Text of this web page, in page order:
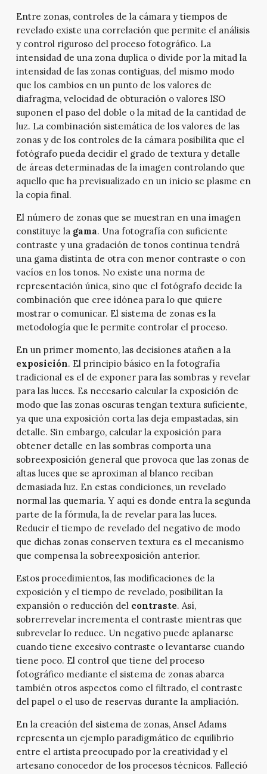
Entre zonas, controles de la cámara y tiempos de
revelado existe una correlación que permite el análisis
y control riguroso del proceso fotográfico. La
intensidad de una zona duplica o divide por la mitad la
intensidad de las zonas contiguas, del mismo modo
que los cambios en un punto de los valores de
diafragma, velocidad de obturación o valores ISO
suponen el paso del doble o la mitad de la cantidad de
luz. La combinación sistemática de los valores de las
zonas y de los controles de la cámara posibilita que el
fotógrafo pueda decidir el grado de textura y detalle
de áreas determinadas de la imagen controlando que
aquello que ha previsualizado en un inicio se plasme en
la copia final.
El número de zonas que se muestran en una imagen
constituye la gama. Una fotografía con suficiente
contraste y una gradación de tonos continua tendrá
una gama distinta de otra con menor contraste o con
vacíos en los tonos. No existe una norma de
representación única, sino que el fotógrafo decide la
combinación que cree idónea para lo que quiere
mostrar o comunicar. El sistema de zonas es la
metodología que le permite controlar el proceso.
En un primer momento, las decisiones atañen a la
exposición. El principio básico en la fotografía
tradicional es el de exponer para las sombras y revelar
para las luces. Es necesario calcular la exposición de
modo que las zonas oscuras tengan textura suficiente,
ya que una exposición corta las deja empastadas, sin
detalle. Sin embargo, calcular la exposición para
obtener detalle en las sombras comporta una
sobreexposición general que provoca que las zonas de
altas luces que se aproximan al blanco reciban
demasiada luz. En estas condiciones, un revelado
normal las quemaría. Y aquí es donde entra la segunda
parte de la fórmula, la de revelar para las luces.
Reducir el tiempo de revelado del negativo de modo
que dichas zonas conserven textura es el mecanismo
que compensa la sobreexposición anterior.
Estos procedimientos, las modificaciones de la
exposición y el tiempo de revelado, posibilitan la
expansión o reducción del contraste. Así,
sobrerrevelar incrementa el contraste mientras que
subrevelar lo reduce. Un negativo puede aplanarse
cuando tiene excesivo contraste o levantarse cuando
tiene poco. El control que tiene del proceso
fotográfico mediante el sistema de zonas abarca
también otros aspectos como el filtrado, el contraste
del papel o el uso de reservas durante la ampliación.
En la creación del sistema de zonas, Ansel Adams
representa un ejemplo paradigmático de equilibrio
entre el artista preocupado por la creatividad y el
artesano conocedor de los procesos técnicos. Falleció